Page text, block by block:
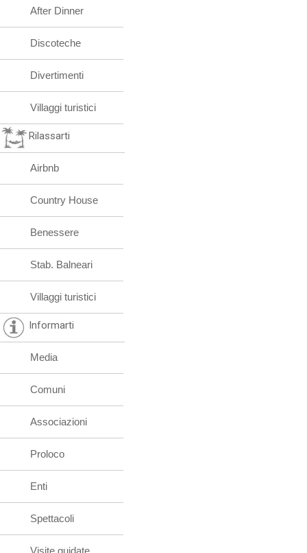
After Dinner
Discoteche
Divertimenti
Villaggi turistici
Rilassarti
Airbnb
Country House
Benessere
Stab. Balneari
Villaggi turistici
Informarti
Media
Comuni
Associazioni
Proloco
Enti
Spettacoli
Visite guidate